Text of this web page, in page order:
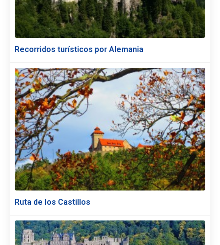
Recorridos turísticos por Alemania
Ruta de los Castillos